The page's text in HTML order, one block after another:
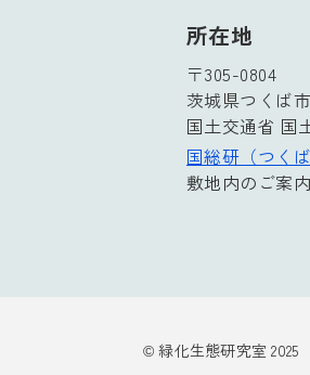
所在地
〒305-0804
茨城県つくば
国土交通省 国
国総研（つく
敷地内のご案
© 緑化生態研究室 2025